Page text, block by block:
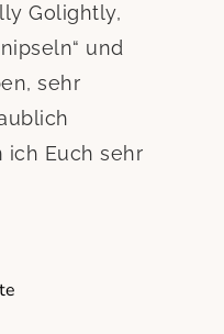
Golightly,
und
sehr
ich Euch sehr